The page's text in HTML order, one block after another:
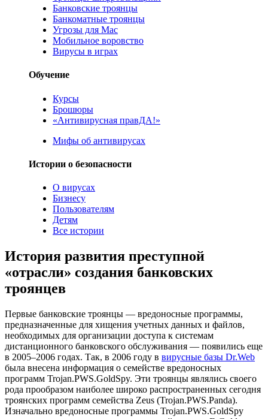
Банковские троянцы
Банкоматные троянцы
Угрозы для Mac
Мобильное воровство
Вирусы в играх
Обучение
Курсы
Брошюры
«Антивирусная правДА!»
Мифы об антивирусах
Истории о безопасности
О вирусах
Бизнесу
Пользователям
Детям
Все истории
История развития преступной
«отрасли» создания банковских
троянцев
Первые банковские троянцы — вредоносные программы,
предназначенные для хищения учетных данных и файлов,
необходимых для организации доступа к системам
дистанционного банковского обслуживания — появились еще
в 2005–2006 годах. Так, в 2006 году в вирусные базы Dr.Web
была внесена информация о семействе вредоносных
программ Trojan.PWS.GoldSpy. Эти троянцы являлись своего
рода прообразом наиболее широко распространенных сегодня
троянских программ семейства Zeus (Trojan.PWS.Panda).
Изначально вредоносные программы Trojan.PWS.GoldSpy